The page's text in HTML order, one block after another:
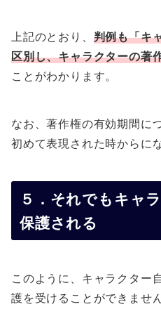
上記のとおり、 判例も「キ
区別し、キャラクターの著
ことがわかります。
なお、著作権の有効期間に
初めて表現された時からに
５．それでもキャ
保護される
このように、キャラクター
護を受けることができませ